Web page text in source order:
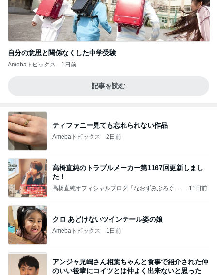
自分の意思と関係なくした中学受験
Amebaトピックス 1日前
記事を読む
ティファニー見ても忘れられない作品
Amebaトピックス 2日前
高橋直純のトラブルメーカー第1167回更新しまし
た！
高橋直純オフィシャルブログ「なおずみぶろぐ」
11日前
クロ あどけないツインテール姿の娘
Amebaトピックス 1日前
アンジャ児嶋さん相葉ちゃんと食事で紹介された仲
のいい後輩にコイツとは仲よく出来ないと思った